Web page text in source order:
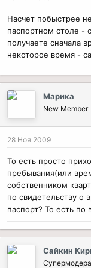
Насчет побыстрее
паспортном столе -
получаете сначала
некоторое время -
Марика
New Member
28 Ноя 2009
То есть просто
пребывания(или
собственником
по свидетельству о
паспорт? То есть по
Сайкин